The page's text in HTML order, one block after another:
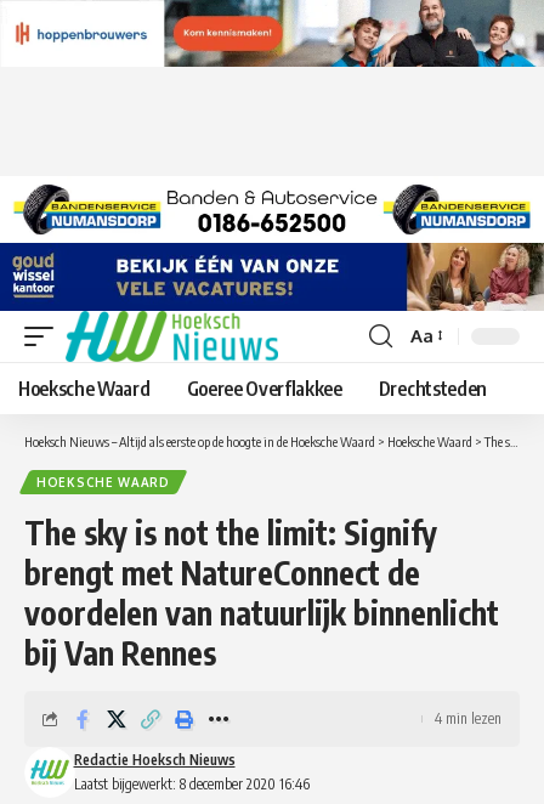
Lettergrootte
aanpassen
Aa
Hoeksche Waard Goeree Overflakkee Drechtsteden
Hoeksch Nieuws – Altijd als eerste op de hoogte in de Hoeksche Waard > Hoeksche Waard >The sky is not the limit: Signify brengt met NatureConnect de voordelen van natuurlijk binnenlicht bij Van Rennes
HOEKSCHE WAARD
The sky is not the limit: Signify
brengt met NatureConnect de
voordelen van natuurlijk binnenlicht
bij Van Rennes
Laatst bijgewerkt: 8 december 2020 16:46
Redactie Hoeksch Nieuws
4 min lezen